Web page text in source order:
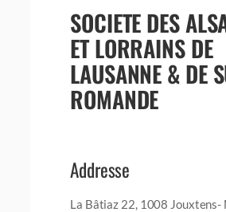
SOCIETE DES
ET LORRAINS DE
LAUSANNE & DE
ROMANDE
Addresse
La Bâtiaz 22, 1008 Jouxtens-